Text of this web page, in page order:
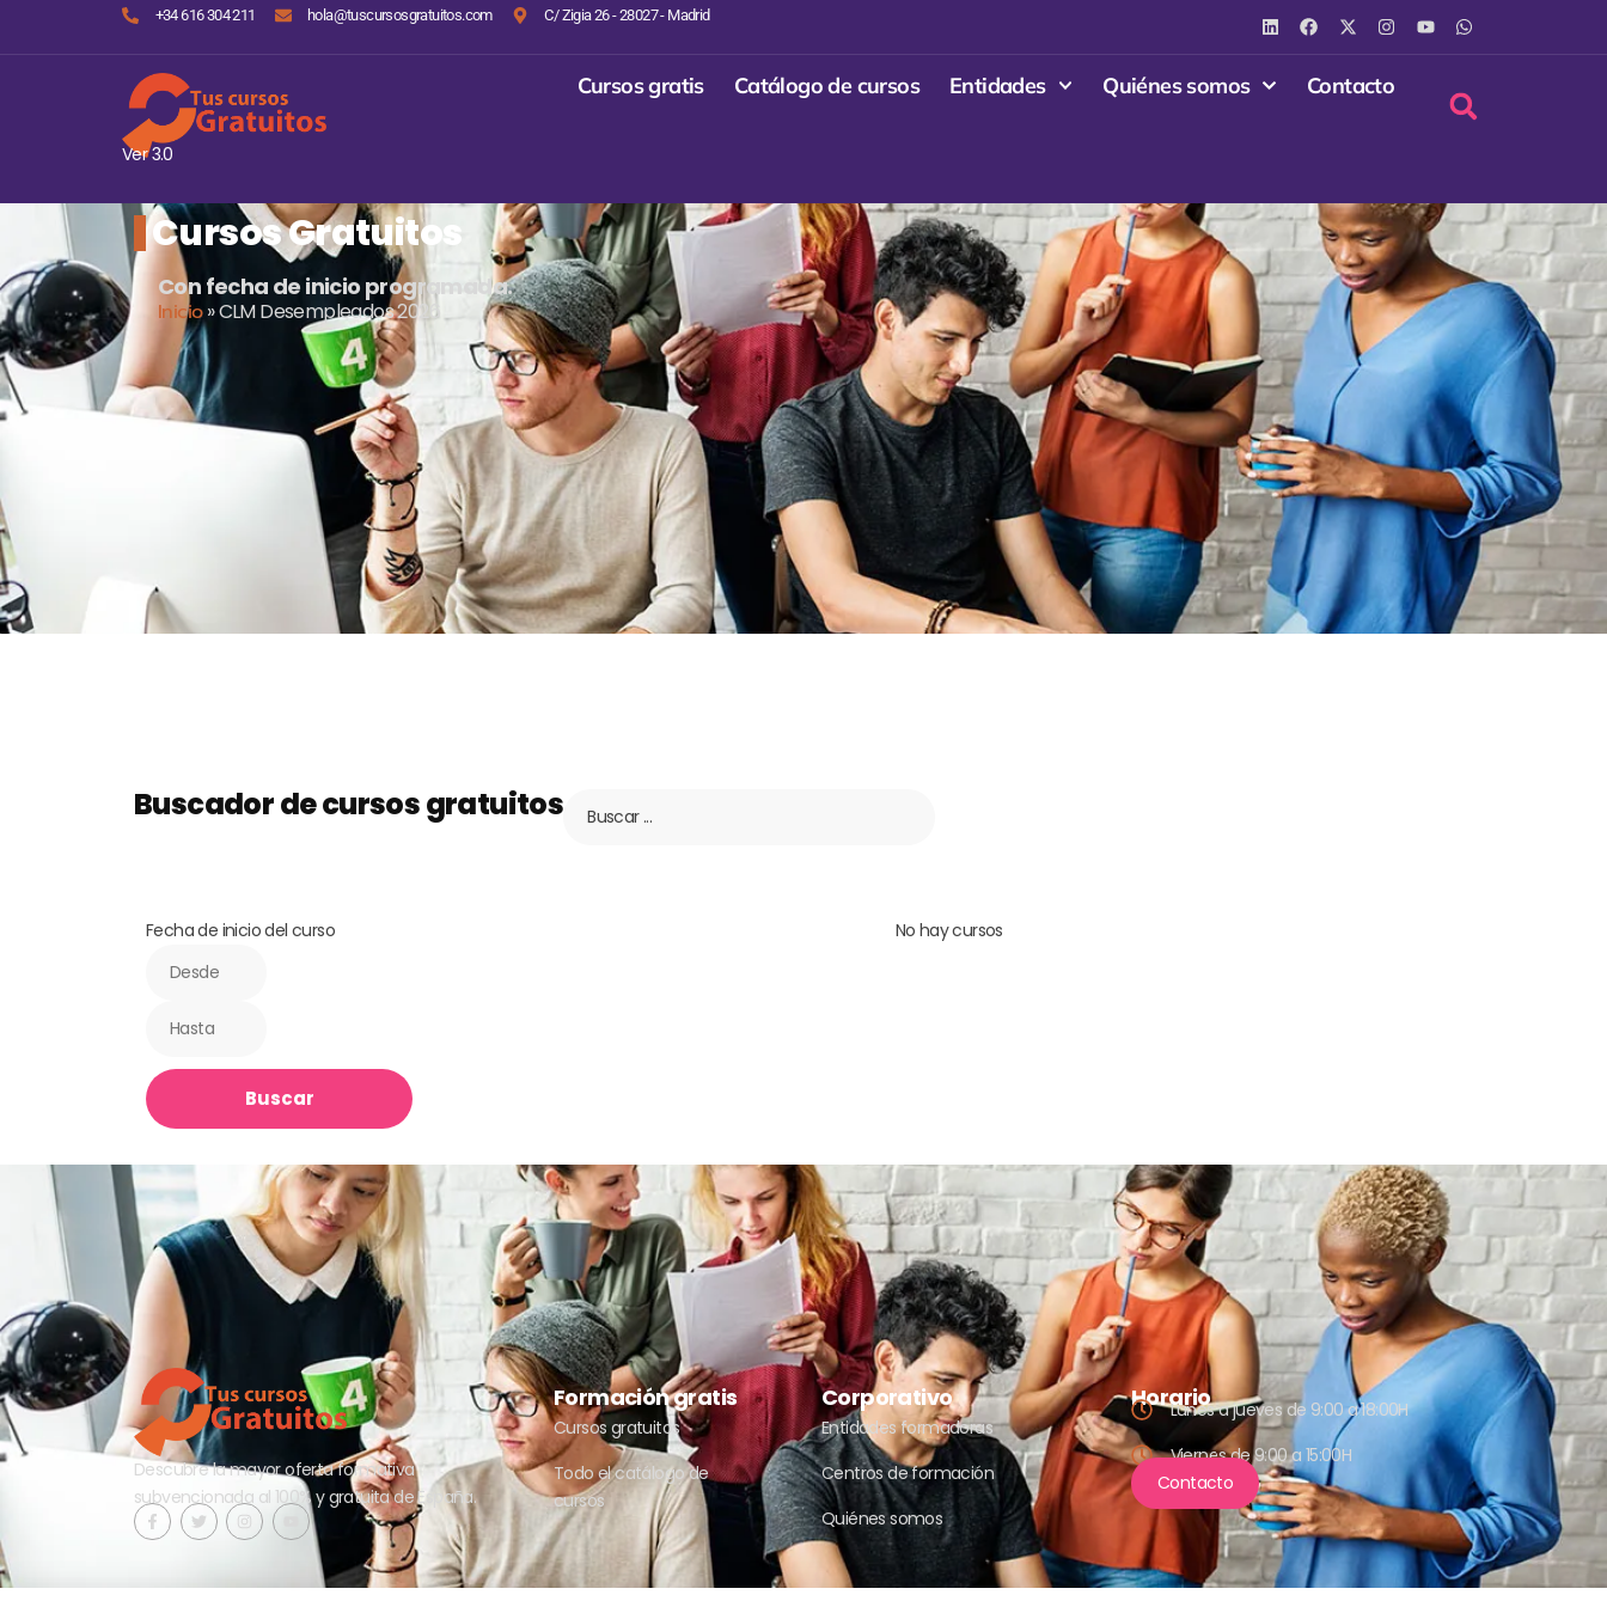
+34 616 304 211 hola@tuscursosgratuitos.com C/ Zigia 26 - 28027 - Madrid
Ver 3.0
Cursos gratis Catálogo de cursos Entidades Quiénes somos Contacto
Cursos Gratuitos
Con fecha de inicio programada.
Inicio»CLM Desempleados 2026
Buscador de cursos gratuitos
Fecha de inicio del curso
Buscar
No hay cursos
Descubre la mayor oferta formativa
subvencionada al 100% y gratuita de España.
Formación gratis
Cursos gratuitos
Todo el catálogo de
cursos
Corporativo
Entidades formadoras
Centros de formación
Quiénes somos
HorarioLunes a jueves de 9:00 a 18:00H
Viernes de 9:00 a 15:00H
Contacto